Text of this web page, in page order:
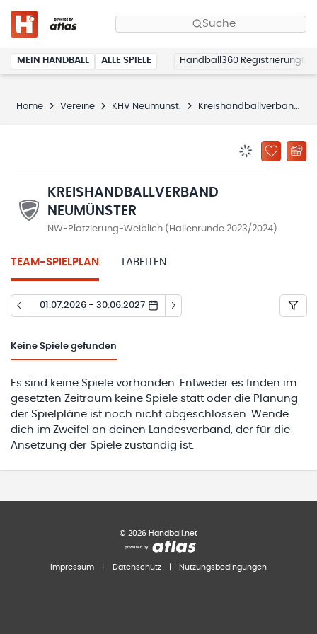
Suche
MEIN HANDBALL ALLE SPIELE Handball360 Registrierung
Home Vereine KHV Neumünst. Kreishandballverband Neumünster
ZU
KREISHANDBALLVERBAND
NEUMÜNSTER
NW-Platzierung-Weiblich (Hallenrunde 2023/2024)
TEAM-SPIELPLAN TABELLEN
01.07.2026 - 30.06.2027
Keine Spiele gefunden
Es sind keine Spiele vorhanden. Entweder es finden im
gesetzten Zeitraum keine Spiele statt oder die Planung
der Spielpläne ist noch nicht abgeschlossen. Wende
dich im Zweifel an deinen Landesverband, der für die
Ansetzung der Spiele zuständig ist.
© 2026 Handball.net
Impressum Datenschutz Nutzungsbedingungen